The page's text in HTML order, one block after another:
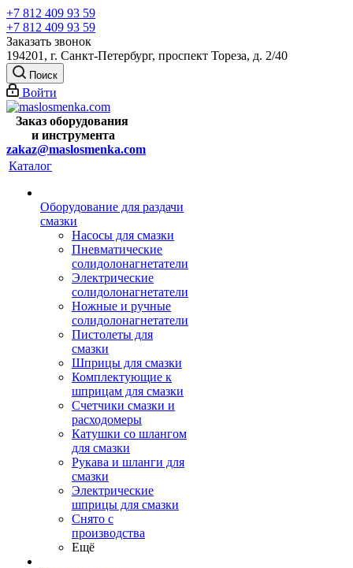
+7 812 409 93 59
+7 812 409 93 59
Заказать звонок
194201, г. Санкт-Петербург, проспект Тореза, д. 2/40
Поиск
Войти
Заказ оборудования
и инструмента
zakaz@maslosmenka.com
Каталог
Оборудование для раздачи
смазки
Насосы для смазки
Пневматические
солидолонагнетатели
Электрические
солидолонагнетатели
Ножные и ручные
солидолонагнетатели
Пистолеты для
смазки
Шприцы для смазки
Комплектующие к
шприцам для смазки
Счетчики смазки и
расходомеры
Катушки со шлангом
для смазки
Рукава и шланги для
смазки
Электрические
шприцы для смазки
Снято с
производства
Ещё